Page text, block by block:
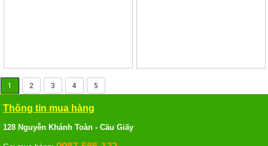
1 2 3 4 5
Thông tin mua hàng
128 Nguyễn Khánh Toàn - Cầu Giấy